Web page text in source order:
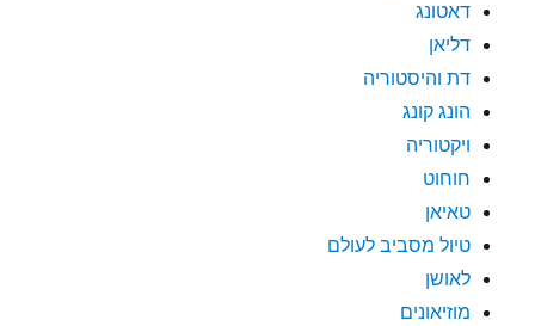
דאטונג
דליאן
דת והיסטוריה
הונג קונג
ויקטוריה
חוחוט
טאיאן
טיול מסביב לעולם
לאושן
מוזיאונים